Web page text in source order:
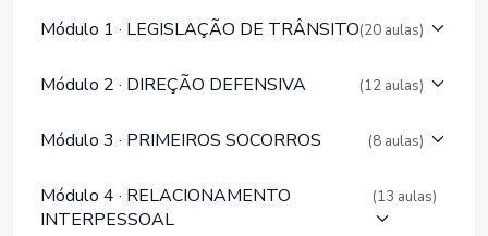
Módulo 1 · LEGISLAÇÃO DE TRÂNSITO(20 aulas)
Módulo 2 · DIREÇÃO DEFENSIVA (12 aulas)
Módulo 3 · PRIMEIROS SOCORROS (8 aulas)
Módulo 4 · RELACIONAMENTO
INTERPESSOAL
(13 aulas)